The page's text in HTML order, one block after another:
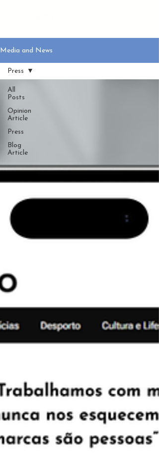
Media and News
All
Posts
Opinion
Article
Press
Blog
Article
Press